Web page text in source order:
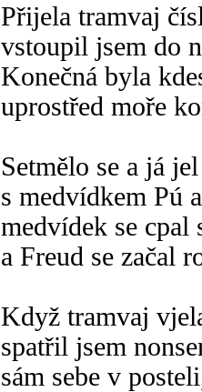
Přijela tramvaj
vstoupil jsem do
Konečná byla
uprostřed moře
Setmělo se a já
s medvídkem Pú
medvídek se cpal
a Freud se začal
Když tramvaj
spatřil jsem
sám sebe v